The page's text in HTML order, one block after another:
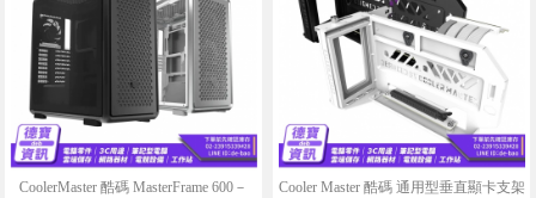
CoolerMaster 酷碼 MasterFrame 600－
Cooler Master 酷碼 通用型垂直顯卡支架